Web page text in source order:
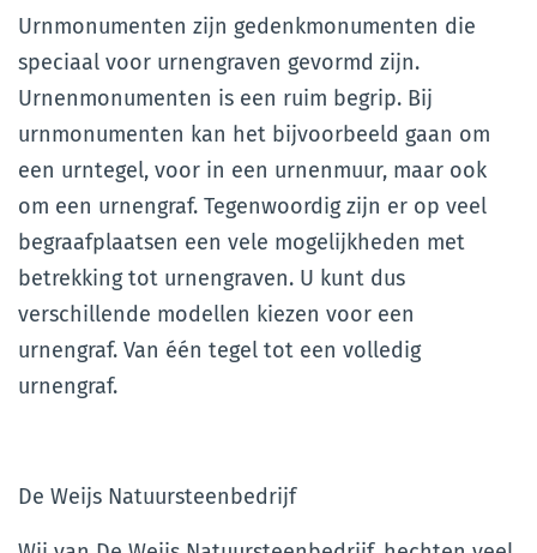
Urnmonumenten zijn gedenkmonumenten die
speciaal voor urnengraven gevormd zijn.
Urnenmonumenten is een ruim begrip. Bij
urnmonumenten kan het bijvoorbeeld gaan om
een urntegel, voor in een urnenmuur, maar ook
om een urnengraf. Tegenwoordig zijn er op veel
begraafplaatsen een vele mogelijkheden met
betrekking tot urnengraven. U kunt dus
verschillende modellen kiezen voor een
urnengraf. Van één tegel tot een volledig
urnengraf.
De Weijs Natuursteenbedrijf